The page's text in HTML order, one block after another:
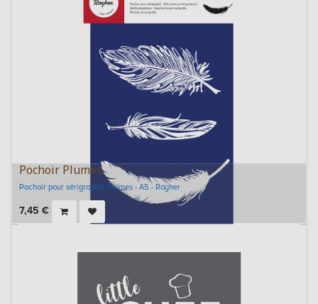
Pochoir Plumes
Pochoir pour sérigraphie Plumes - A5 - Rayher
7,45 €